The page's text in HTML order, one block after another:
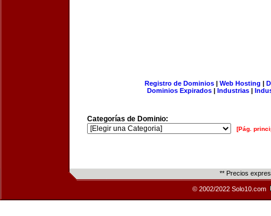
Registro de Dominios| Web Hosting |
Dominios Expirados | Industrias |
Categorías de Dominio:
[Pág.
** Precios
© 2002/2022 Solo10.com